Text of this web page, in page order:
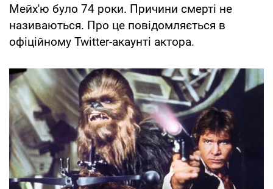
Мейх'ю було 74 роки. Причини смерті не
називаються. Про це повідомляється в
офіційному Twitter-акаунті актора.